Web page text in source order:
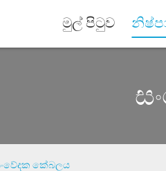
මුල් පිටුව
කේබලය